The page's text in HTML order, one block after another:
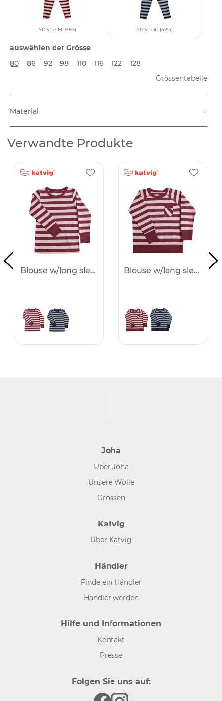
YD StreifM (6993) YD StreifJ (6994)
auswählen der Grösse
80
86 92 98 110 116 122
128
Grössentabelle
Material -
Verwandte Produkte
Blouse w/long sleeves -50% Blouse w/long sleeves -50%
Joha
Über Joha
Unsere Wolle
Grössen
Katvig
Über Katvig
Händler
Finde ein Händler
Händler werden
Hilfe und Informationen
Kontakt
Presse
Folgen Sie uns auf: